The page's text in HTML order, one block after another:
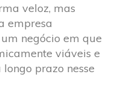
veloz, mas
empresa
negócio em que
viáveis e
prazo nesse